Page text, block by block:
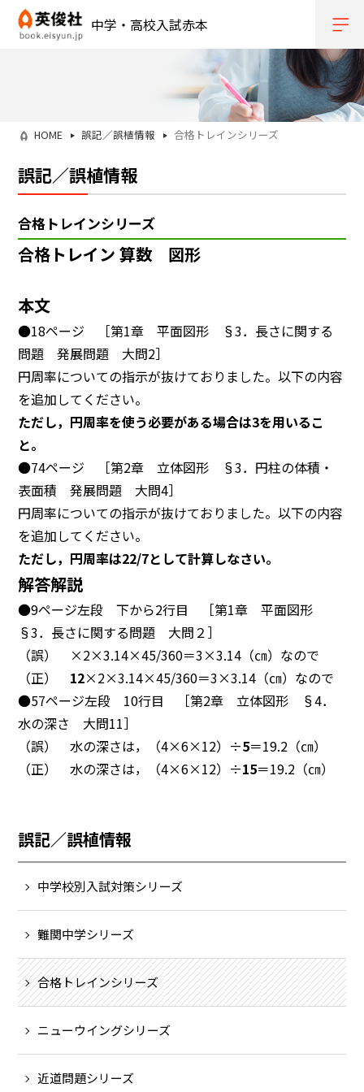
中学・高校入試赤本
HOME 誤記／誤植情報 合格トレインシリーズ
誤記／誤植情報
合格トレインシリーズ
合格トレイン 算数 図形
本文
●18ページ ［第1章 平面図形 §3．長さに関する
問題 発展問題 大問2］
円周率についての指示が抜けておりました。以下の内容
を追加してください。
ただし，円周率を使う必要がある場合は3を用いるこ
と。
●74ページ ［第2章 立体図形 §3．円柱の体積・
表面積 発展問題 大問4］
円周率についての指示が抜けておりました。以下の内容
を追加してください。
ただし，円周率は22/7として計算しなさい。
解答解説
●9ページ左段 下から2行目 ［第1章 平面図形
§3．長さに関する問題 大問２］
（誤） ×2×3.14×45/360＝3×3.14（㎝）なので
（正） 12×2×3.14×45/360＝3×3.14（㎝）なので
●57ページ左段 10行目 ［第2章 立体図形 §4．
水の深さ 大問11］
（誤） 水の深さは，（4×6×12）÷5＝19.2（㎝）
（正） 水の深さは，（4×6×12）÷15＝19.2（㎝）
誤記／誤植情報
中学校別入試対策シリーズ
難関中学シリーズ
合格トレインシリーズ
ニューウイングシリーズ
近道問題シリーズ